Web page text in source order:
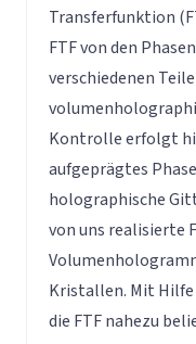
Transferfunktion
FTF von den
verschiedenen
Kontrolle erfolgt
aufgeprägtes
holographische
von uns realisierte
Kristallen. Mit
die FTF nahezu